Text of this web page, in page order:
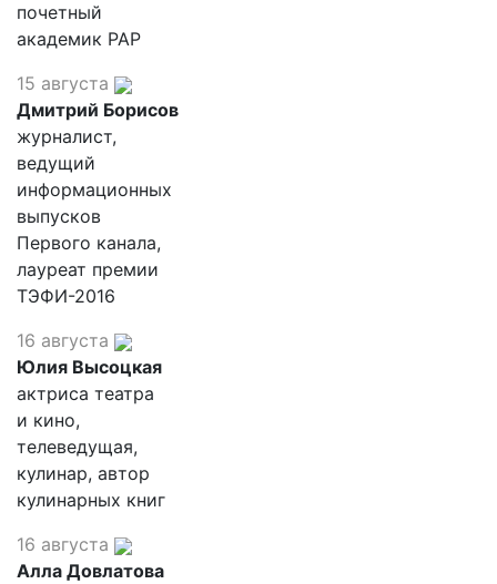
почетный
академик РАР
15 августа
Дмитрий Борисов
журналист,
ведущий
информационных
выпусков
Первого канала,
лауреат премии
ТЭФИ-2016
16 августа
Юлия Высоцкая
актриса театра
и кино,
телеведущая,
кулинар, автор
кулинарных книг
16 августа
Алла Довлатова